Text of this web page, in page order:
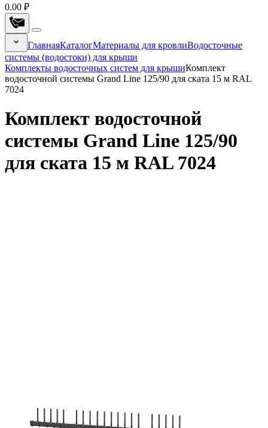
0.00 ₽
ГлавнаяКаталогМатериалы для кровлиВодосточные
системы (водостоки) для крыши
Комплекты водосточных систем для крышиКомплект
водосточной системы Grand Line 125/90 для ската 15 м RAL
7024
Комплект водосточной
системы Grand Line 125/90
для ската 15 м RAL 7024